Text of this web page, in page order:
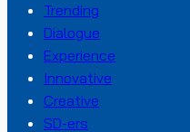
Trending
Dialogue
Experience
Innovative
Creative
SD-ers